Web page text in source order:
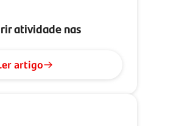
atividade nas
artigo